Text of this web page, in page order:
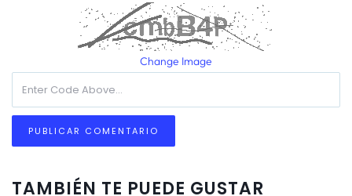
Change Image
TAMBIÉN TE PUEDE GUSTAR